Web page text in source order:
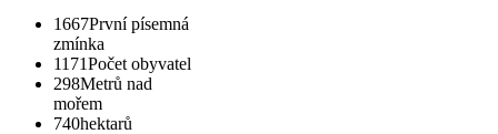
1667První písemná
zmínka
1171Počet obyvatel
298Metrů nad
mořem
740hektarů